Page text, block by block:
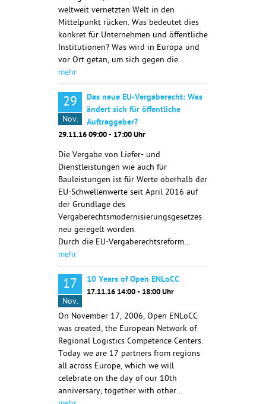
weltweit vernetzten Welt in den
Mittelpunkt rücken. Was bedeutet dies
konkret für Unternehmen und öffentliche
Institutionen? Was wird in Europa und
vor Ort getan, um sich gegen die…
mehr
29
Nov.
Das neue EU-Vergaberecht: Was
ändert sich für öffentliche
Auftraggeber?
29.11.16 09:00 - 17:00 Uhr
Die Vergabe von Liefer- und
Dienstleistungen wie auch für
Bauleistungen ist für Werte oberhalb der
EU-Schwellenwerte seit April 2016 auf
der Grundlage des
Vergaberechtsmodernisierungsgesetzes
neu geregelt worden.
Durch die EU-Vergaberechtsreform…
mehr
17
Nov.
10 Years of Open ENLoCC
17.11.16 14:00 - 18:00 Uhr
On November 17, 2006, Open ENLoCC
was created, the European Network of
Regional Logistics Competence Centers.
Today we are 17 partners from regions
all across Europe, which we will
celebrate on the day of our 10th
anniversary, together with other…